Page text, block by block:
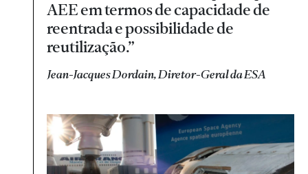
AEE em termos de capacidade de
reentrada e possibilidade de
reutilização.”
Jean-Jacques Dordain, Diretor-Geral da ESA